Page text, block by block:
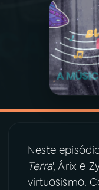
PODCASTS
ÚLTIMAS
Neste
Terra', Árix e
virtuosismo.